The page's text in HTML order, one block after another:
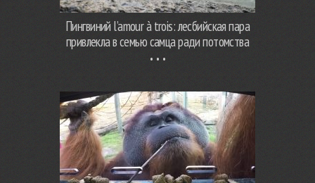
Пингвиний l’amour à trois: лесбийская пара
привлекла в семью самца ради потомства